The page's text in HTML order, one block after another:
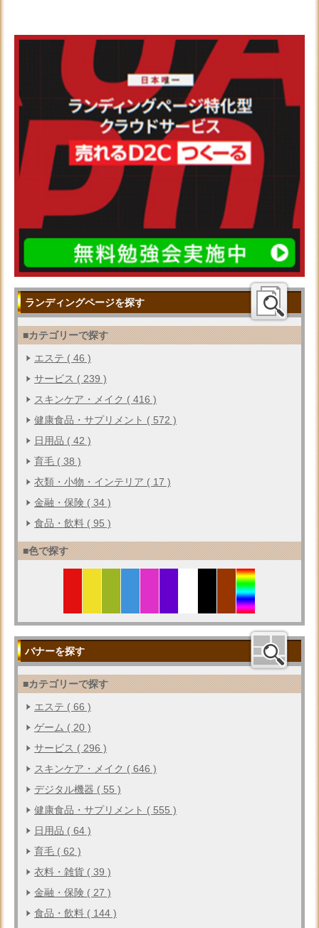
ランディングページを探す
■カテゴリーで探す
エステ ( 46 )
サービス ( 239 )
スキンケア・メイク ( 416 )
健康食品・サプリメント ( 572 )
日用品 ( 42 )
育毛 ( 38 )
衣類・小物・インテリア ( 17 )
金融・保険 ( 34 )
食品・飲料 ( 95 )
■色で探す
バナーを探す
■カテゴリーで探す
エステ ( 66 )
ゲーム ( 20 )
サービス ( 296 )
スキンケア・メイク ( 646 )
デジタル機器 ( 55 )
健康食品・サプリメント ( 555 )
日用品 ( 64 )
育毛 ( 62 )
衣料・雑貨 ( 39 )
金融・保険 ( 27 )
食品・飲料 ( 144 )